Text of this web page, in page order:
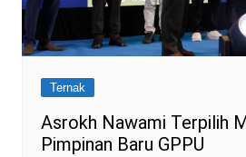
Ternak
Asrokh Nawami Terpilih
Pimpinan Baru GPPU